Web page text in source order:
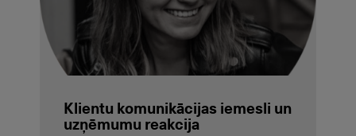
Klientu komunikācijas iemesli un
uzņēmumu reakcija